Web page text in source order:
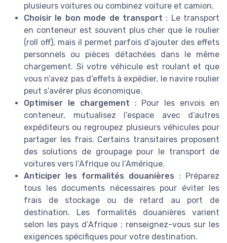
plusieurs voitures ou combinez voiture et camion.
Choisir le bon mode de transport : Le transport
en conteneur est souvent plus cher que le roulier
(roll off), mais il permet parfois d’ajouter des effets
personnels ou pièces détachées dans le même
chargement. Si votre véhicule est roulant et que
vous n’avez pas d’effets à expédier, le navire roulier
peut s’avérer plus économique.
Optimiser le chargement : Pour les envois en
conteneur, mutualisez l’espace avec d’autres
expéditeurs ou regroupez plusieurs véhicules pour
partager les frais. Certains transitaires proposent
des solutions de groupage pour le transport de
voitures vers l’Afrique ou l’Amérique.
Anticiper les formalités douanières : Préparez
tous les documents nécessaires pour éviter les
frais de stockage ou de retard au port de
destination. Les formalités douanières varient
selon les pays d’Afrique ; renseignez-vous sur les
exigences spécifiques pour votre destination.